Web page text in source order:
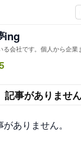
ing
会社です。個人から企業
記事がありませ
ありません。